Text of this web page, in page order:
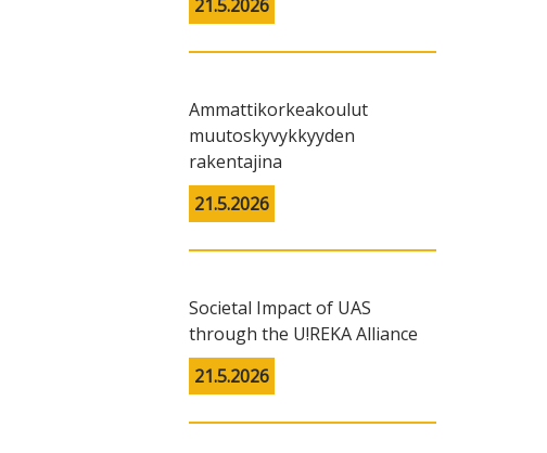
21.5.2026
Ammattikorkeakoulut
muutoskyvykkyyden
rakentajina
21.5.2026
Societal Impact of UAS
through the U!REKA Alliance
21.5.2026